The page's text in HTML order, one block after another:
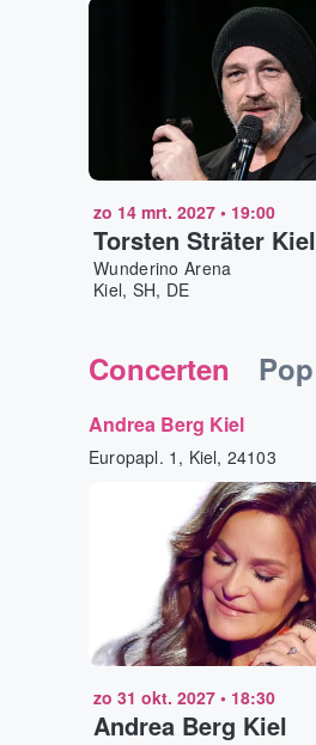
zo 14 mrt. 2027 • 19:00
Torsten Sträter Kiel
Wunderino Arena
Kiel, SH, DE
Concerten Pop
Andrea Berg Kiel
Europapl. 1, Kiel, 24103
zo 31 okt. 2027 • 18:30
Andrea Berg Kiel